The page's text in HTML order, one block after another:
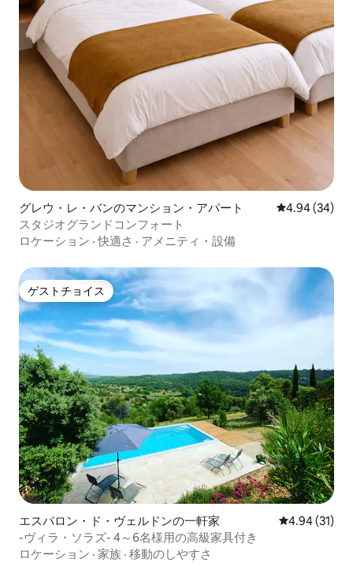
グレウ・レ・バンのマンション・アパート レビュー34
4.94 (34)
スタジオグランドコンフォート
ロケーション ·快適さ · アメニティ・設備
ゲストチョイス
ゲストチョイス
エスパロン・ド・ヴェルドンの一軒家 レビュー31
4.94 (31)
-ヴィラ・ソラズ- 4～6名様用の高級家具付き
ロケーション · 家族 · 移動のしやすさ